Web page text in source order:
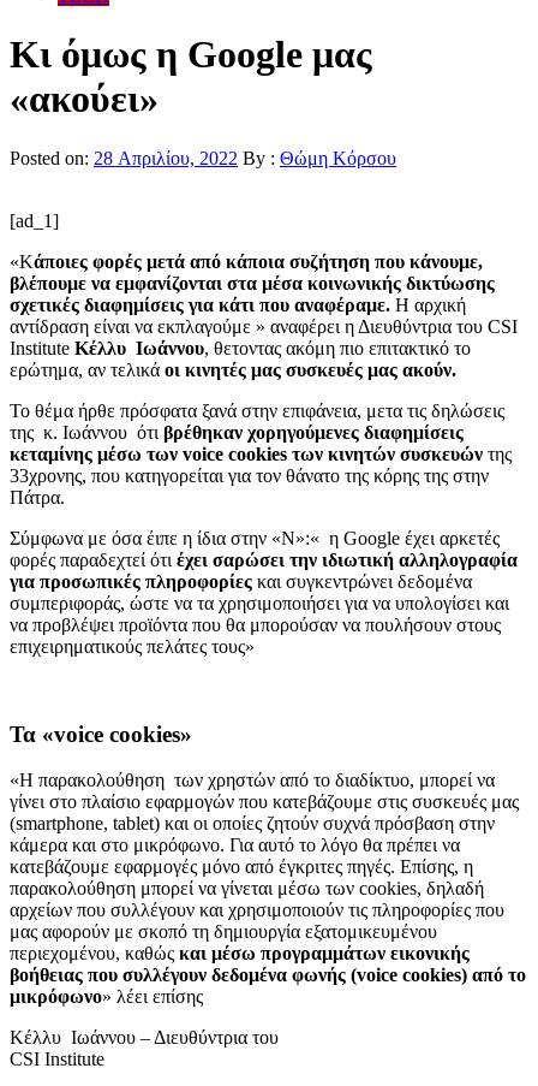
Κι όμως η Google μας
«ακούει»
Posted on: 28 Απριλίου, 2022 By : Θώμη Κόρσου
[ad_1]
«Κάποιες φορές μετά από κάποια συζήτηση που κάνουμε,
βλέπουμε να εμφανίζονται στα μέσα κοινωνικής δικτύωσης
σχετικές διαφημίσεις για κάτι που αναφέραμε. Η αρχική
αντίδραση είναι να εκπλαγούμε » αναφέρει η Διευθύντρια του CSI
Institute Kέλλυ Ιωάννου, θετοντας ακόμη πιο επιτακτικό το
ερώτημα, αν τελικά οι κινητές μας συσκευές μας ακούν.
To θέμα ήρθε πρόσφατα ξανά στην επιφάνεια, μετα τις δηλώσεις
της κ. Ιωάννου ότι βρέθηκαν χορηγούμενες διαφημίσεις
κεταμίνης μέσω των voice cookies των κινητών συσκευών της
33χρονης, που κατηγορείται για τον θάνατο της κόρης της στην
Πάτρα.
Σύμφωνα με όσα έιπε η ίδια στην «Ν»:« η Google έχει αρκετές
φορές παραδεχτεί ότι έχει σαρώσει την ιδιωτική αλληλογραφία
για προσωπικές πληροφορίες και συγκεντρώνει δεδομένα
συμπεριφοράς, ώστε να τα χρησιμοποιήσει για να υπολογίσει και
να προβλέψει προϊόντα που θα μπορούσαν να πουλήσουν στους
επιχειρηματικούς πελάτες τους»
Τα «voice cookies»
«Η παρακολούθηση των χρηστών από το διαδίκτυο, μπορεί να
γίνει στο πλαίσιο εφαρμογών που κατεβάζουμε στις συσκευές μας
(smartphone, tablet) και οι οποίες ζητούν συχνά πρόσβαση στην
κάμερα και στο μικρόφωνο. Για αυτό το λόγο θα πρέπει να
κατεβάζουμε εφαρμογές μόνο από έγκριτες πηγές. Επίσης, η
παρακολούθηση μπορεί να γίνεται μέσω των cookies, δηλαδή
αρχείων που συλλέγουν και χρησιμοποιούν τις πληροφορίες που
μας αφορούν με σκοπό τη δημιουργία εξατομικευμένου
περιεχομένου, καθώς και μέσω προγραμμάτων εικονικής
βοήθειας που συλλέγουν δεδομένα φωνής (voice cookies) από το
μικρόφωνο» λέει επίσης
Kέλλυ Ιωάννου – Διευθύντρια του
CSI Institute